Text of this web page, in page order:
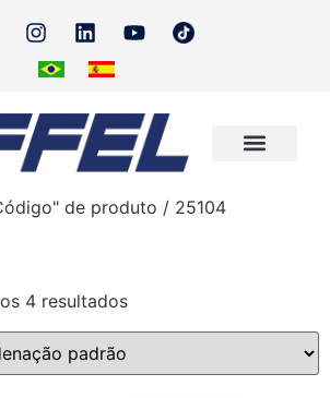
de produto / 25104
4 resultados